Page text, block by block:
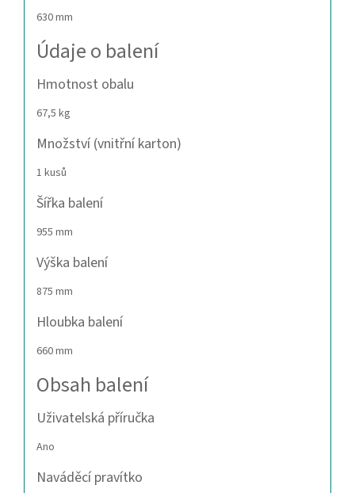
630 mm
Údaje o balení
Hmotnost obalu
67,5 kg
Množství (vnitřní karton)
1 kusů
Šířka balení
955 mm
Výška balení
875 mm
Hloubka balení
660 mm
Obsah balení
Uživatelská příručka
Ano
Naváděcí pravítko